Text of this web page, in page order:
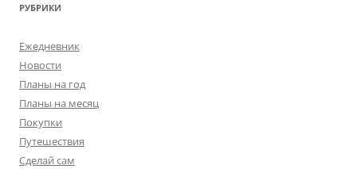
РУБРИКИ
Ежедневник
Новости
Планы на год
Планы на месяц
Покупки
Путешествия
Сделай сам